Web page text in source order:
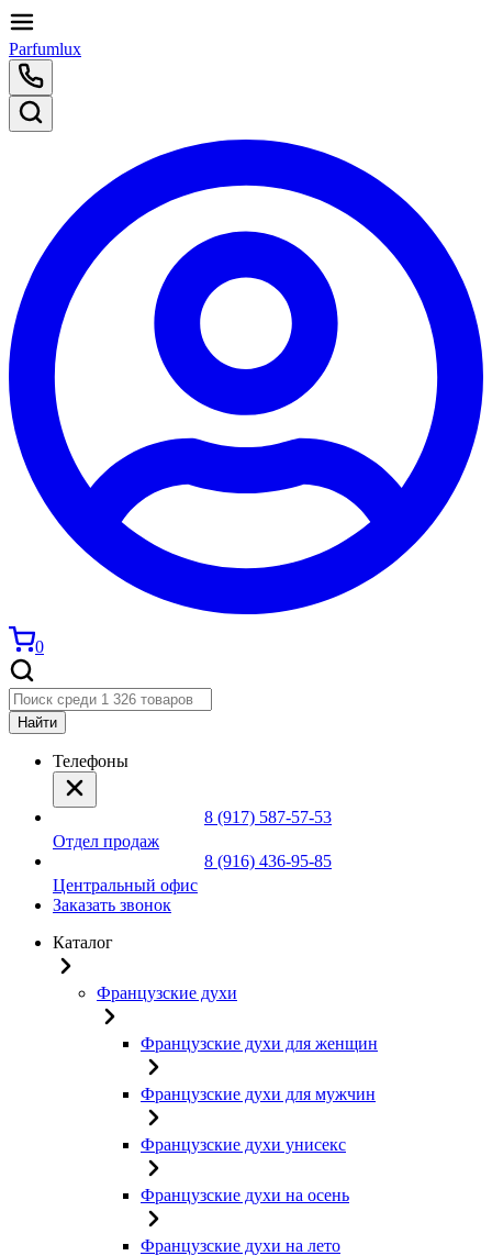
Parfumlux
0
Найти
Телефоны
8 (917) 587-57-53
Отдел продаж
8 (916) 436-95-85
Центральный офис
Заказать звонок
Каталог
Французские духи
Французские духи для женщин
Французские духи для мужчин
Французские духи унисекс
Французские духи на осень
Французские духи на лето